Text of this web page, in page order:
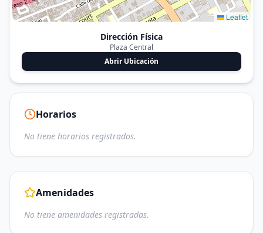
Leaflet
Dirección Física
Plaza Central
Abrir Ubicación
Horarios
No tiene horarios registrados.
Amenidades
No tiene amenidades registradas.